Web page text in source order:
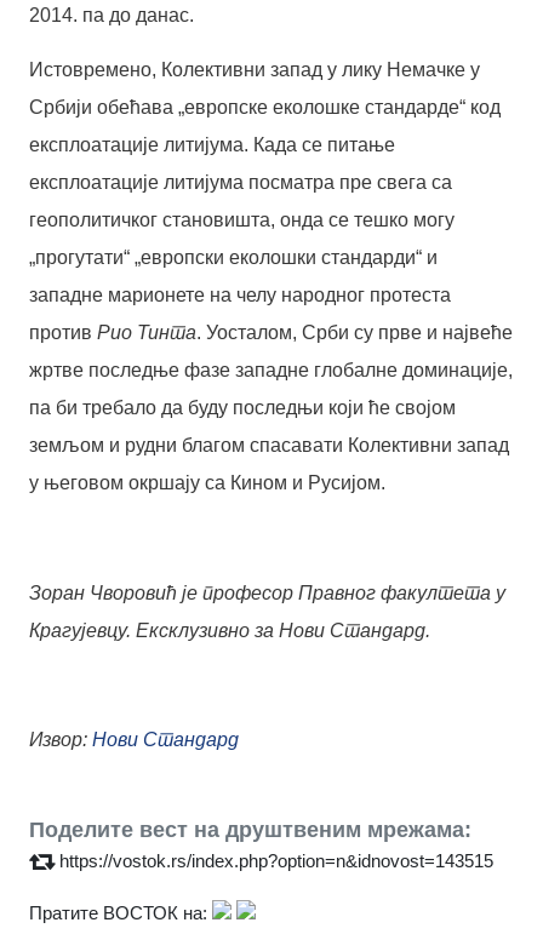
2014. па до данас.
Истовремено, Колективни запад у лику Немачке у
Србији обећава „европске еколошке стандарде“ код
експлоатације литијума. Када се питање
експлоатације литијума посматра пре свега са
геополитичког становишта, онда се тешко могу
„прогутати“ „европски еколошки стандарди“ и
западне марионете на челу народног протеста
против Рио Тинта. Уосталом, Срби су прве и највеће
жртве последње фазе западне глобалне доминације,
па би требало да буду последњи који ће својом
земљом и рудни благом спасавати Колективни запад
у његовом окршају са Кином и Русијом.
Зоран Чворовић је професор Правног факултета у
Крагујевцу. Ексклузивно за Нови Стандард.
Извор: Нови Стандард
Поделите вест на друштвеним мрежама:
https://vostok.rs/index.php?option=n&idnovost=143515
Пратите ВОСТОК на: